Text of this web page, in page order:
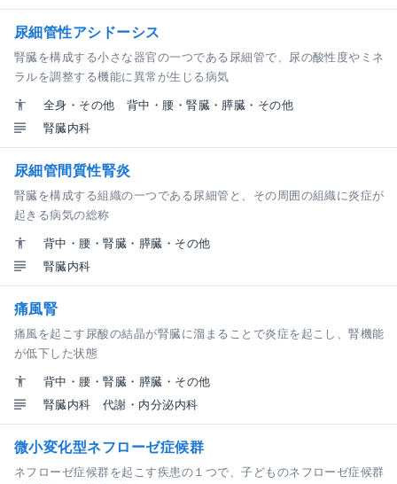
尿細管性アシドーシス
腎臓を構成する小さな器官の一つである尿細管で、尿の酸性度やミネ
ラルを調整する機能に異常が生じる病気
全身・その他
背中・腰・腎臓・膵臓・その他
腎臓内科
尿細管間質性腎炎
腎臓を構成する組織の一つである尿細管と、その周囲の組織に炎症が
起きる病気の総称
背中・腰・腎臓・膵臓・その他
腎臓内科
痛風腎
痛風を起こす尿酸の結晶が腎臓に溜まることで炎症を起こし、腎機能
が低下した状態
背中・腰・腎臓・膵臓・その他
腎臓内科
代謝・内分泌内科
微小変化型ネフローゼ症候群
ネフローゼ症候群を起こす疾患の１つで、子どものネフローゼ症候群